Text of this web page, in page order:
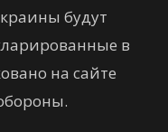
будут
в
на сайте